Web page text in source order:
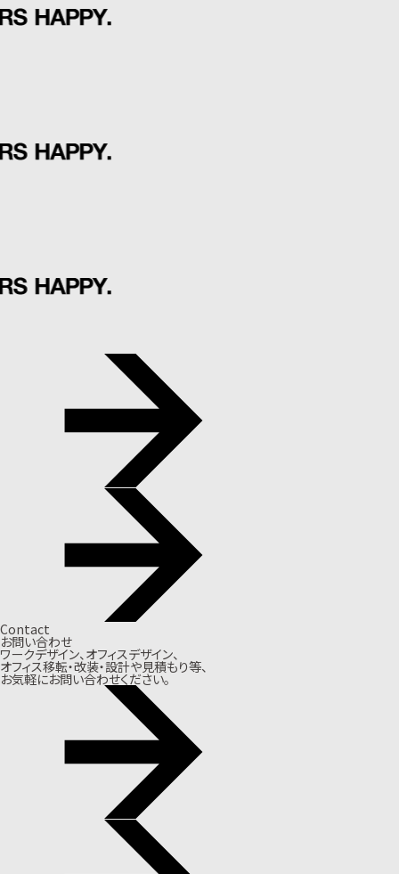
Contact
お問い合わせ
ワークデザイン、オフィスデザイン、
オフィス移転・改装・設計や見積もり等、
お気軽にお問い合わせください。